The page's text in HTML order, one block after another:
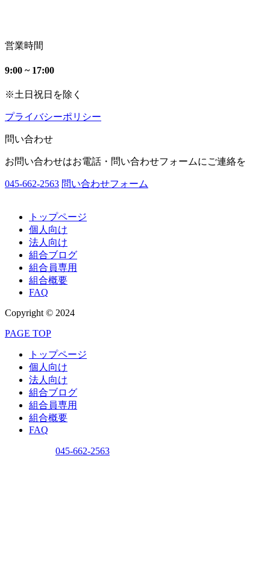
営業時間
9:00 ~ 17:00
※土日祝日を除く
プライバシーポリシー
問い合わせ
お問い合わせはお電話・問い合わせフォームにご連絡を
045-662-2563 問い合わせフォーム
トップページ
個人向け
法人向け
組合ブログ
組合員専用
組合概要
FAQ
Copyright © 2024
PAGE TOP
トップページ
個人向け
法人向け
組合ブログ
組合員専用
組合概要
FAQ
045-662-2563